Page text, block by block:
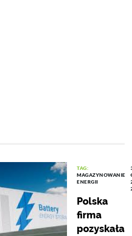
TAG:
MAGAZYNOWANIE
ENERGII
Polska
firma
pozyskała